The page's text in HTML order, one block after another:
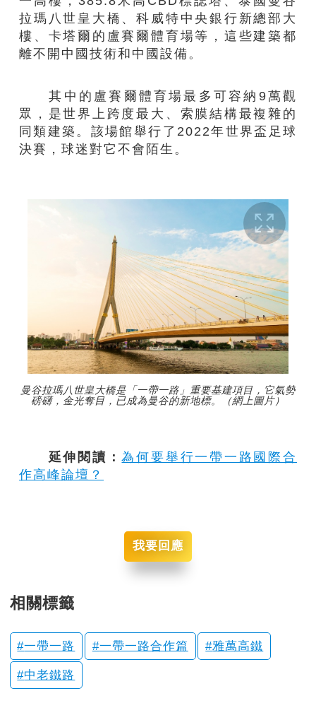
拉瑪八世皇大橋、科威特中央銀行新總部大
樓、卡塔爾的盧賽爾體育場等，這些建築都
離不開中國技術和中國設備。
其中的盧賽爾體育場最多可容納9萬觀
眾，是世界上跨度最大、索膜結構最複雜的
同類建築。該場館舉行了2022年世界盃足球
決賽，球迷對它不會陌生。
曼谷拉瑪八世皇大橋是「一帶一路」重要基建項目，它氣勢
磅礴，金光奪目，已成為曼谷的新地標。（網上圖片）
延伸閱讀：為何要舉行一帶一路國際合
作高峰論壇？
我要回應
相關標籤
一帶一路 一帶一路合作篇 雅萬高鐵
中老鐵路